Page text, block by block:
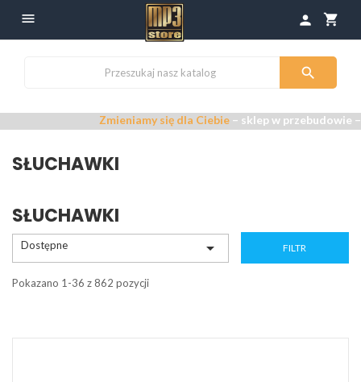
 shopping_cart
person

Zmieniamy się dla Ciebie– sklep w przebudowie –
SŁUCHAWKI
SŁUCHAWKI
Dostępne  FILTR
Pokazano 1-36 z 862 pozycji